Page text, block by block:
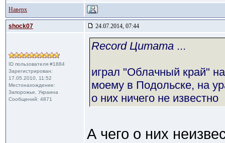
Наверх
shock07 24.07.2014, 07:44
ID пользователя #1884
Зарегистрирован:
17.05.2010, 11:52
Местонахождение:
Запорожье, Украина
Сообщений: 4871
Record Цитата ...
играл "Облачный край"
моему в Подольске, на
о них ничего не известно
А чего о них